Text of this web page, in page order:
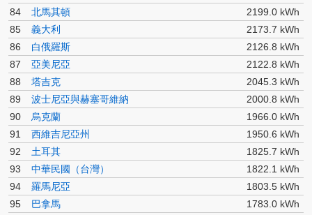
84
北馬其頓
2199.0 kWh
85
義大利
2173.7 kWh
86
白俄羅斯
2126.8 kWh
87
亞美尼亞
2122.8 kWh
88
塔吉克
2045.3 kWh
89
波士尼亞與赫塞哥維納
2000.8 kWh
90
烏克蘭
1966.0 kWh
91
西維吉尼亞州
1950.6 kWh
92
土耳其
1825.7 kWh
93
中華民國（台灣）
1822.1 kWh
94
羅馬尼亞
1803.5 kWh
95
巴拿馬
1783.0 kWh